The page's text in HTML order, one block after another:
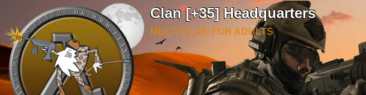
Clan [+35] Headquarters
MULTI CLAN FOR ADULTS